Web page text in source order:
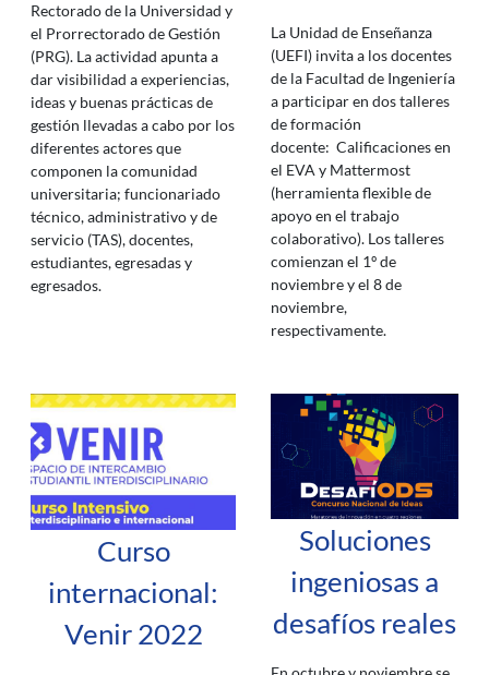
Rectorado de la Universidad y
el Prorrectorado de Gestión
(PRG). La actividad apunta a
dar visibilidad a experiencias,
ideas y buenas prácticas de
gestión llevadas a cabo por los
diferentes actores que
componen la comunidad
universitaria; funcionariado
técnico, administrativo y de
servicio (TAS), docentes,
estudiantes, egresadas y
egresados.
La Unidad de Enseñanza
(UEFI) invita a los docentes
de la Facultad de Ingeniería
a participar en dos talleres
de formación
docente: Calificaciones en
el EVA y Mattermost
(herramienta flexible de
apoyo en el trabajo
colaborativo). Los talleres
comienzan el 1º de
noviembre y el 8 de
noviembre,
respectivamente.
Curso
internacional:
Venir 2022
Soluciones
ingeniosas a
desafíos reales